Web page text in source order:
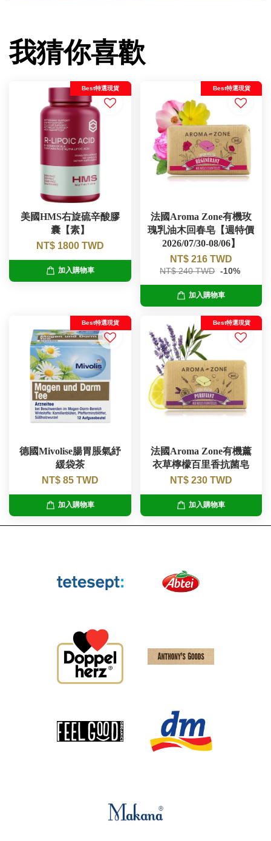
我猜你喜歡
Best特選現貨
美國HMS右旋硫辛酸膠
囊【素】
NT$ 1800 TWD
加入購物車
Best特選現貨
法國Aroma Zone有機玫
瑰乳油木回春皂【週特價
2026/07/30-08/06】
NT$ 216 TWD
NT$ 240 TWD -10%
加入購物車
Best特選現貨
德國Mivolise腸胃脹氣紓
緩袋茶
NT$ 85 TWD
加入購物車
Best特選現貨
法國Aroma Zone有機薰
衣草檸檬百里香抗菌皂
NT$ 230 TWD
加入購物車